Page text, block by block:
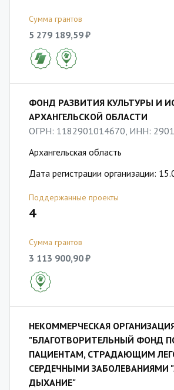
Сумма грантов
5 279 189,59 ₽
ФОНД РАЗВИТИЯ КУЛЬТУРЫ И
АРХАНГЕЛЬСКОЙ ОБЛАСТИ
ОГРН: 1182901014670, ИНН:
Архангельская область
Дата регистрации организации:
Поддержанные проекты
4
Сумма грантов
3 113 900,90 ₽
НЕКОММЕРЧЕСКАЯ
"БЛАГОТВОРИТЕЛЬНЫЙ ФОНД
ПАЦИЕНТАМ, СТРАДАЮЩИМ
СЕРДЕЧНЫМИ ЗАБОЛЕВАНИЯМИ
ДЫХАНИЕ"